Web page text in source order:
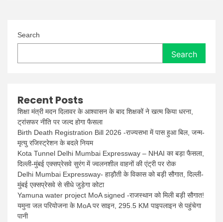
Search
Search
Recent Posts
शिक्षा मंत्री मदन दिलावर के आश्वासन के बाद शिक्षकों ने खत्म किया धरना,
ट्रांसफर नीति पर जल्द होगा फैसला
Birth Death Registration Bill 2026 -राज्यसभा में पास हुआ बिल, जन्म-
मृत्यु रजिस्ट्रेशन के बदले नियम
Kota Tunnel Delhi Mumbai Expressway – NHAI का बड़ा फैसला,
दिल्ली-मुंबई एक्सप्रेसवे सुरंग में ज्वलनशील वाहनों की एंट्री पर रोक
Delhi Mumbai Expressway- हाड़ौती के विकास को बड़ी सौगात, दिल्ली-
मुंबई एक्सप्रेसवे से सीधे जुड़ेगा कोटा
Yamuna water project MoA signed -राजस्थान को मिली बड़ी सौगात!
यमुना जल परियोजना के MoA पर साइन, 295.5 KM पाइपलाइन से पहुंचेगा
पानी